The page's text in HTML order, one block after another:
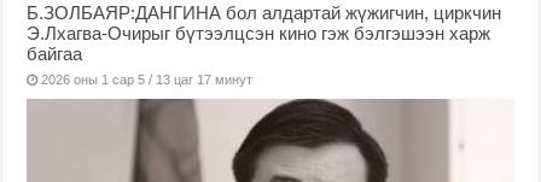
Б.ЗОЛБАЯР:ДАНГИНА бол алдартай жүжигчин, циркчин
Э.Лхагва-Очирыг бүтээлцсэн кино гэж бэлгэшээн харж
байгаа
2026 оны 1 сар 5 / 13 цаг 17 минут